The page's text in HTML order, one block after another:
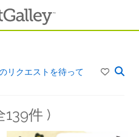
リクエストを待って
件 )